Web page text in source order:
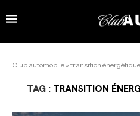
Club automobile » transition
TAG : TRANSITION